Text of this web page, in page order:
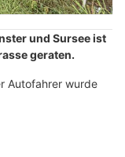
und Sursee ist
geraten.
Autofahrer wurde